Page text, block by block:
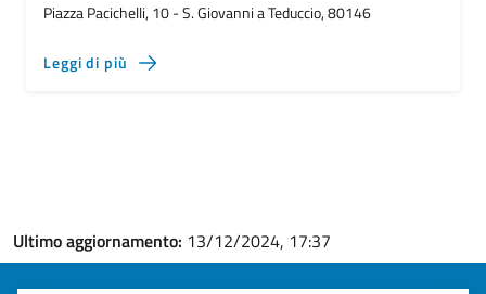
Piazza Pacichelli, 10 - S. Giovanni a Teduccio, 80146
Leggi di più
Ultimo aggiornamento: 13/12/2024, 17:37